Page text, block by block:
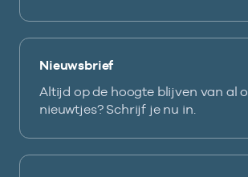
Nieuwsbrief
Altijd op de hoogte blijven van al
nieuwtjes? Schrijf je nu in.